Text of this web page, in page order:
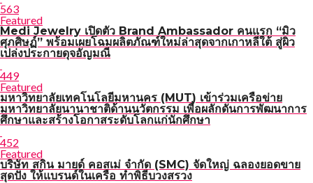
563
Featured
Medi Jewelry เปิดตัว Brand Ambassador คนแรก “มิว
ศุภศิษฏ์” พร้อมเผยโฉมผลิตภัณฑ์ใหม่ล่าสุดจากเกาหลีใต้ สู่ผิว
เปล่งประกายดุจอัญมณี
449
Featured
มหาวิทยาลัยเทคโนโลยีมหานคร (MUT) เข้าร่วมเครือข่าย
มหาวิทยาลัยนานาชาติด้านนวัตกรรม เพื่อผลักดันการพัฒนาการ
ศึกษาและสร้างโอกาสระดับโลกแก่นักศึกษา
452
Featured
บริษัท สกิน มายด์ คอสเม่ จำกัด (SMC) จัดใหญ่ ฉลองยอดขาย
สุดปัง ให้แบรนด์ในเครือ ทำพิธีบวงสรวง